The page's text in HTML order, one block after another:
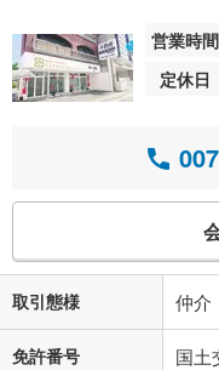
営業時間
定休日
取引態様 仲介
免許番号 国土